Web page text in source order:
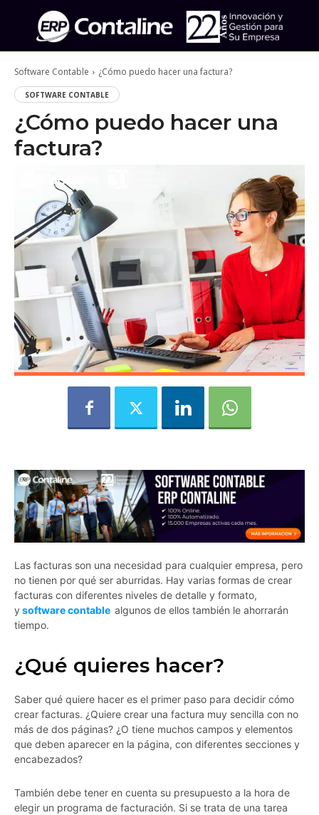
Software Contable ¿Cómo puedo hacer una factura?
SOFTWARE CONTABLE
¿Cómo puedo hacer una
factura?
Las facturas son una necesidad para cualquier empresa, pero
no tienen por qué ser aburridas. Hay varias formas de crear
facturas con diferentes niveles de detalle y formato,
y software contable algunos de ellos también le ahorrarán
tiempo.
¿Qué quieres hacer?
Saber qué quiere hacer es el primer paso para decidir cómo
crear facturas. ¿Quiere crear una factura muy sencilla con no
más de dos páginas? ¿O tiene muchos campos y elementos
que deben aparecer en la página, con diferentes secciones y
encabezados?
También debe tener en cuenta su presupuesto a la hora de
elegir un programa de facturación. Si se trata de una tarea